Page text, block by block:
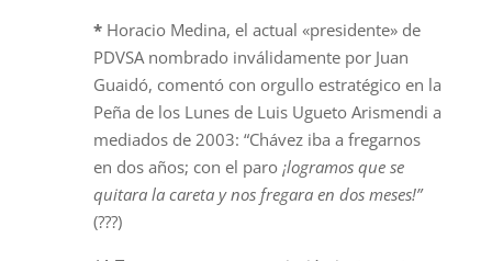
*Horacio Medina, el actual «presidente» de
PDVSA nombrado inválidamente por Juan
Guaidó, comentó con orgullo estratégico en la
Peña de los Lunes de Luis Ugueto Arismendi a
mediados de 2003: “Chávez iba a fregarnos
en dos años; con el paro¡logramos que se
quitara la careta y nos fregara en dos meses!”
(???)